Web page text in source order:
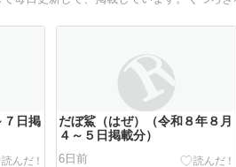
７日掲
だぼ鯊（はぜ）（令和８年８月
４～５日掲載分）
6日前